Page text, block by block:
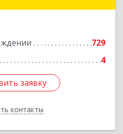
729
4
заявку
контакты
заявку